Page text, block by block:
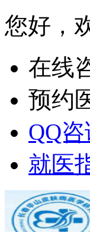
您好，
在线
预约
QQ咨
就医